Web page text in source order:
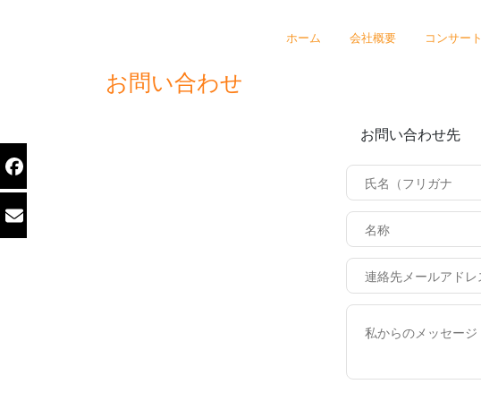
ホーム 会社概要 コンサート
お問い合わせ
お問い合わせ先